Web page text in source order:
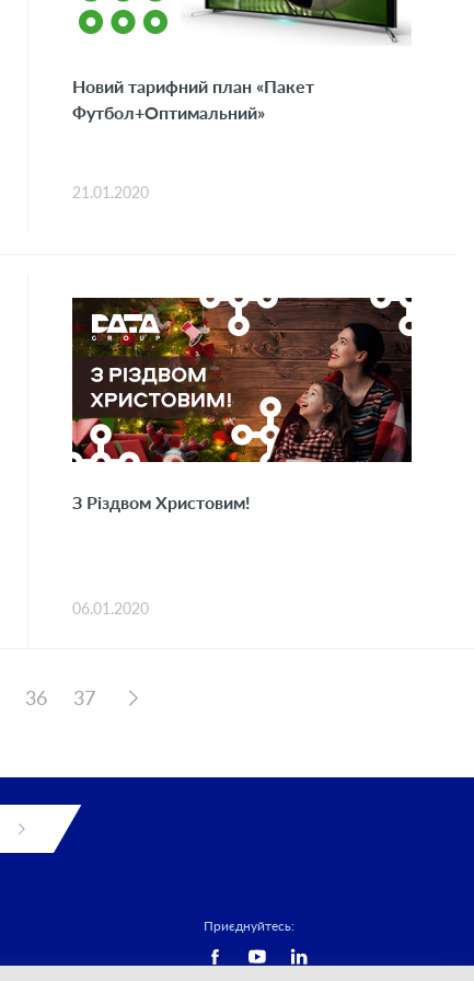
Новий тарифний план «Пакет
Футбол+Оптимальний»
21.01.2020
З Різдвом Христовим!
06.01.2020
36 37
Приєднуйтесь: